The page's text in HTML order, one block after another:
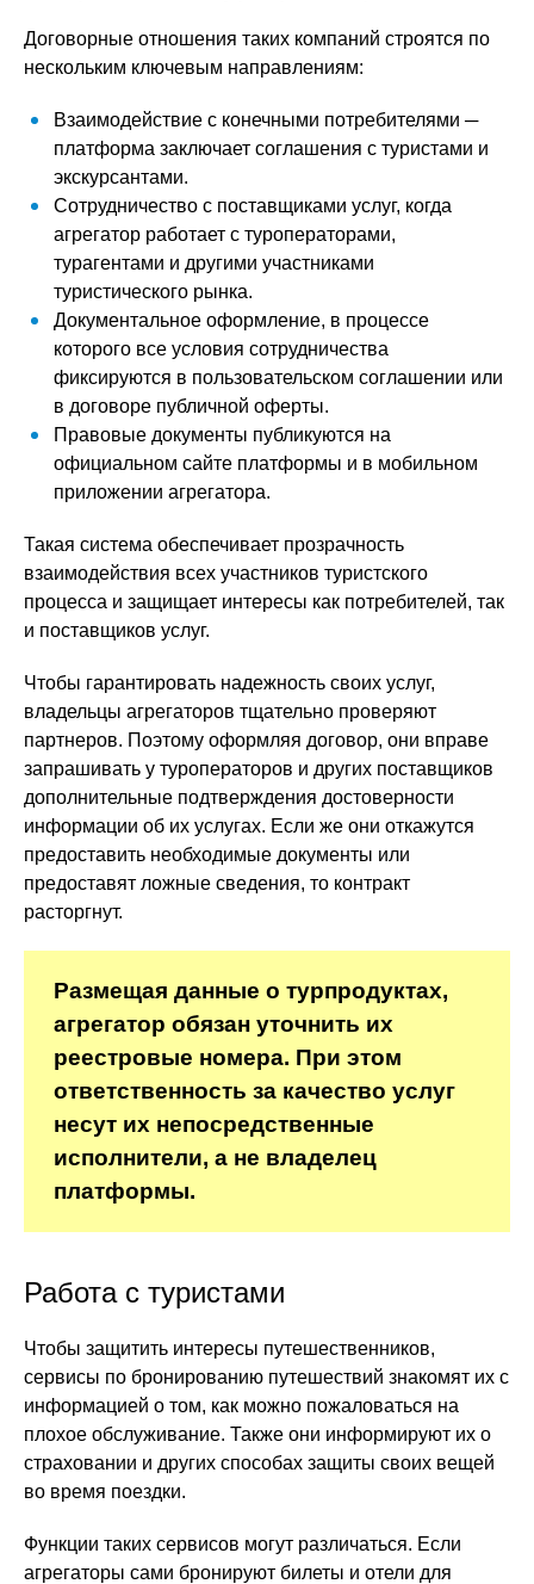
Договорные отношения таких компаний строятся по
нескольким ключевым направлениям:
Взаимодействие с конечными потребителями ─
платформа заключает соглашения с туристами и
экскурсантами.
Сотрудничество с поставщиками услуг, когда
агрегатор работает с туроператорами,
турагентами и другими участниками
туристического рынка.
Документальное оформление, в процессе
которого все условия сотрудничества
фиксируются в пользовательском соглашении или
в договоре публичной оферты.
Правовые документы публикуются на
официальном сайте платформы и в мобильном
приложении агрегатора.
Такая система обеспечивает прозрачность
взаимодействия всех участников туристского
процесса и защищает интересы как потребителей, так
и поставщиков услуг.
Чтобы гарантировать надежность своих услуг,
владельцы агрегаторов тщательно проверяют
партнеров. Поэтому оформляя договор, они вправе
запрашивать у туроператоров и других поставщиков
дополнительные подтверждения достоверности
информации об их услугах. Если же они откажутся
предоставить необходимые документы или
предоставят ложные сведения, то контракт
расторгнут.
Размещая данные о турпродуктах,
агрегатор обязан уточнить их
реестровые номера. При этом
ответственность за качество услуг
несут их непосредственные
исполнители, а не владелец
платформы.
Работа с туристами
Чтобы защитить интересы путешественников,
сервисы по бронированию путешествий знакомят их с
информацией о том, как можно пожаловаться на
плохое обслуживание. Также они информируют их о
страховании и других способах защиты своих вещей
во время поездки.
Функции таких сервисов могут различаться. Если
агрегаторы сами бронируют билеты и отели для